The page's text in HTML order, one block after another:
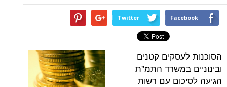
Twitter
קטנים
במשרד התמ"ת
עם רשות